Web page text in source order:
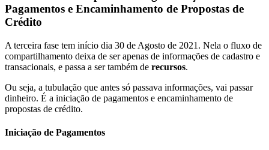
Pagamentos e Encaminhamento de Propostas de
Crédito
A terceira fase tem início dia 30 de Agosto de 2021. Nela o fluxo de
compartilhamento deixa de ser apenas de informações de cadastro e
transacionais, e passa a ser também de recursos.
Ou seja, a tubulação que antes só passava informações, vai passar
dinheiro. É a iniciação de pagamentos e encaminhamento de
propostas de crédito.
Iniciação de Pagamentos